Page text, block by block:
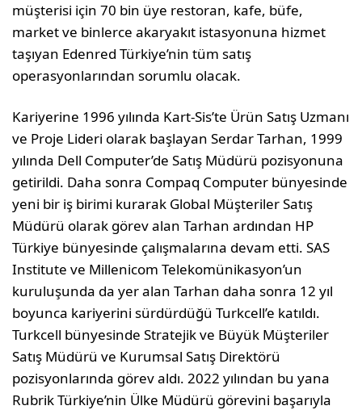
müşterisi için 70 bin üye restoran, kafe, büfe,
market ve binlerce akaryakıt istasyonuna hizmet
taşıyan Edenred Türkiye’nin tüm satış
operasyonlarından sorumlu olacak.
Kariyerine 1996 yılında Kart-Sis’te Ürün Satış Uzmanı
ve Proje Lideri olarak başlayan Serdar Tarhan, 1999
yılında Dell Computer’de Satış Müdürü pozisyonuna
getirildi. Daha sonra Compaq Computer bünyesinde
yeni bir iş birimi kurarak Global Müşteriler Satış
Müdürü olarak görev alan Tarhan ardından HP
Türkiye bünyesinde çalışmalarına devam etti. SAS
Institute ve Millenicom Telekomünikasyon’un
kuruluşunda da yer alan Tarhan daha sonra 12 yıl
boyunca kariyerini sürdürdüğü Turkcell’e katıldı.
Turkcell bünyesinde Stratejik ve Büyük Müşteriler
Satış Müdürü ve Kurumsal Satış Direktörü
pozisyonlarında görev aldı. 2022 yılından bu yana
Rubrik Türkiye’nin Ülke Müdürü görevini başarıyla